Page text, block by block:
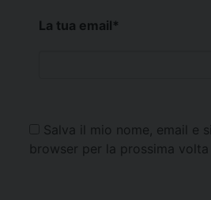
La tua email*
Salva il mio nome, email e
browser per la prossima volta